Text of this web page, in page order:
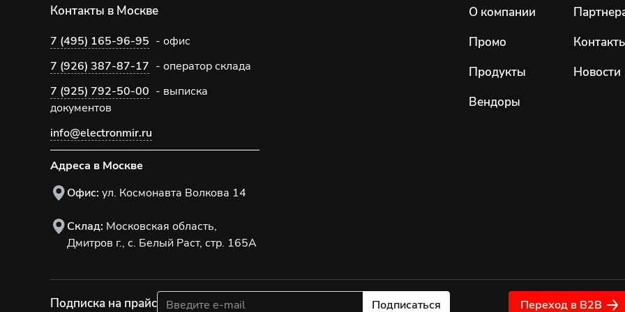
Контакты в Москве
7 (495) 165-96-95 - офис
7 (926) 387-87-17 - оператор склада
7 (925) 792-50-00 - выписка
документов
info@electronmir.ru
Адреса в Москве
Офис: ул. Космонавта Волкова 14
Склад: Московская область,
Дмитров г., с. Белый Раст, стр. 165А
О компании
Промо
Продукты
Вендоры
Новости
Подписка на прайс Подписаться Переход в B2B